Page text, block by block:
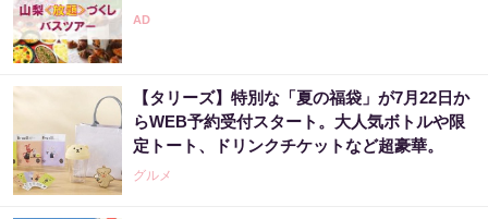
【タリーズ】特別な「夏の福袋」が7月22日か
らWEB予約受付スタート。大人気ボトルや限
定トート、ドリンクチケットなど超豪華。
グルメ